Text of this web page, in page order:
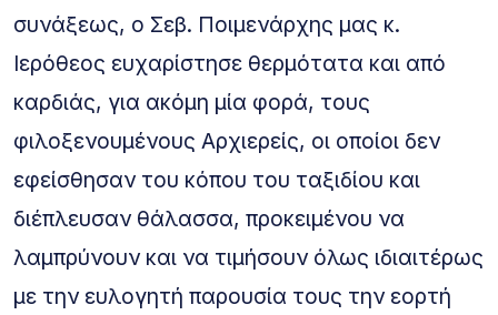
συνάξεως, ο Σεβ. Ποιμενάρχης μας κ.
Ιερόθεος ευχαρίστησε θερμότατα και από
καρδιάς, για ακόμη μία φορά, τους
φιλοξενουμένους Αρχιερείς, οι οποίοι δεν
εφείσθησαν του κόπου του ταξιδίου και
διέπλευσαν θάλασσα, προκειμένου να
λαμπρύνουν και να τιμήσουν όλως ιδιαιτέρως
με την ευλογητή παρουσία τους την εορτή